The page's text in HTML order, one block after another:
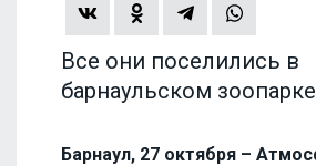
Все они поселились в
барнаульском
Барнаул, 27 октября –